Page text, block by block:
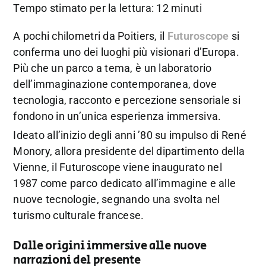
Tempo stimato per la lettura: 12 minuti
A pochi chilometri da Poitiers, il Futuroscope si
conferma uno dei luoghi più visionari d’Europa.
Più che un parco a tema, è un laboratorio
dell’immaginazione contemporanea, dove
tecnologia, racconto e percezione sensoriale si
fondono in un’unica esperienza immersiva.
Ideato all’inizio degli anni ’80 su impulso di René
Monory, allora presidente del dipartimento della
Vienne, il Futuroscope viene inaugurato nel
1987 come parco dedicato all’immagine e alle
nuove tecnologie, segnando una svolta nel
turismo culturale francese.
Dalle origini immersive alle nuove
narrazioni del presente